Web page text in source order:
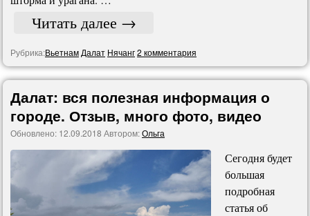
Читать далее →
Рубрика:Вьетнам Далат Нячанг2 комментария
Далат: вся полезная информация о
городе. Отзыв, много фото, видео
Обновлено: 12.09.2018 Автором:Ольга
Сегодня будет
большая
подробная
статья об